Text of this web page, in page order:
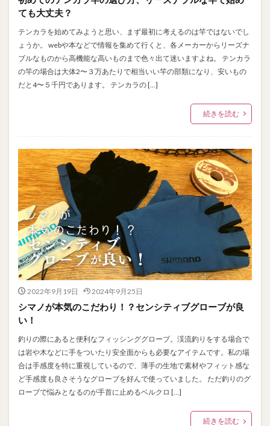
ても大丈夫？
テンカラを始めてみようと思い、まず最初に考えるのは竿ではないでし
ょうか。 webや本などで情報を集めて行くと、各メーカーからリーズナ
ブルなものから高機能な高いものまで色々出て迷いますよね。 テンカラ
の竿の場合は大体2〜３万あたりで相当いい竿の部類になり、安いもの
だと4〜５千円であります。 テンカラの […]
続きを読む
2022年9月19日 2024年9月25日
シマノが本気のこだわり！？センシティブグローブが良
い！
釣りの際にあると便利なフィッシンググローブ。渓流釣りをする場合で
は岩や木などに手をついたり安全面からも必要なアイテムです。私の場
合は手感度を特に重視しているので、薄手の生地で素材やフィット感な
ど手感度も良さそうなグローブを好んで使っていました。 ただ釣りのグ
ローブで悩みとなるのが手首に止めるベルクロ […]
続きを読む